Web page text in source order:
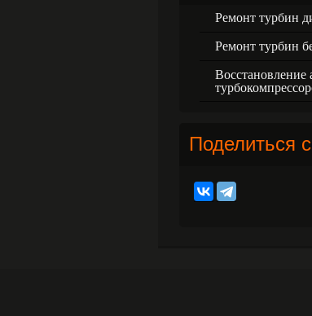
Ремонт турбин
Ремонт турбин
Восстановление
Поделиться